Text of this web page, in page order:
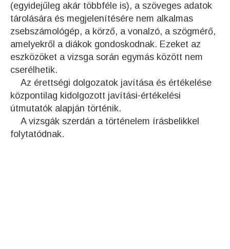
(egyidejűleg akár többféle is), a szöveges adatok
tárolására és megjelenítésére nem alkalmas
zsebszámológép, a körző, a vonalzó, a szögmérő,
amelyekről a diákok gondoskodnak. Ezeket az
eszközöket a vizsga során egymás között nem
cserélhetik.
Az érettségi dolgozatok javítása és értékelése
központilag kidolgozott javítási-értékelési
útmutatók alapján történik.
A vizsgák szerdán a történelem írásbelikkel
folytatódnak.